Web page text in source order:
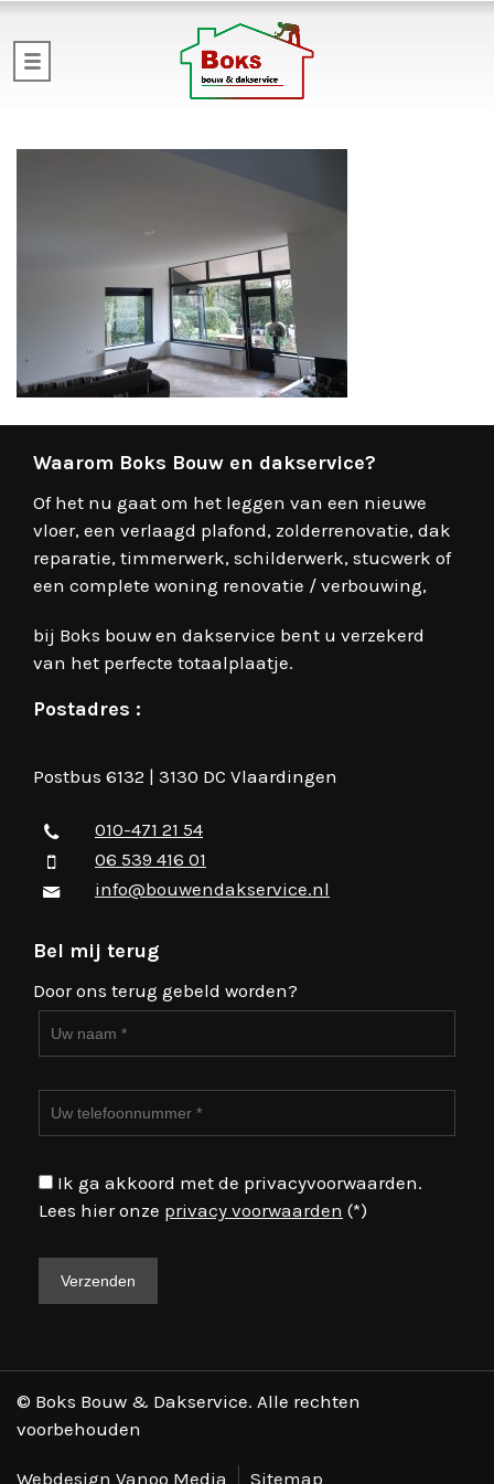
Waarom Boks Bouw en dakservice?
Of het nu gaat om het leggen van een nieuwe
vloer, een verlaagd plafond, zolderrenovatie, dak
reparatie, timmerwerk, schilderwerk, stucwerk of
een complete woning renovatie / verbouwing,
bij Boks bouw en dakservice bent u verzekerd
van het perfecte totaalplaatje.
Postadres :
Postbus 6132 | 3130 DC Vlaardingen
010-471 21 54
06 539 416 01
info@bouwendakservice.nl
Bel mij terug
Door ons terug gebeld worden?
Ik ga akkoord met de privacyvoorwaarden.
Lees hier onze privacy voorwaarden (*)
© Boks Bouw & Dakservice. Alle rechten
voorbehouden
Webdesign Vanoo Media Sitemap